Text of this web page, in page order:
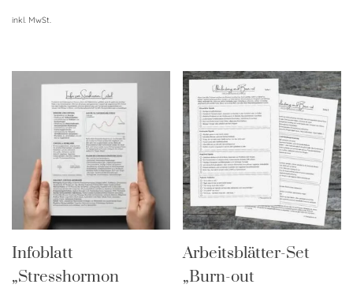
inkl. MwSt.
Infoblatt
„Stresshormon
Arbeitsblätter-Set
„Burn-out